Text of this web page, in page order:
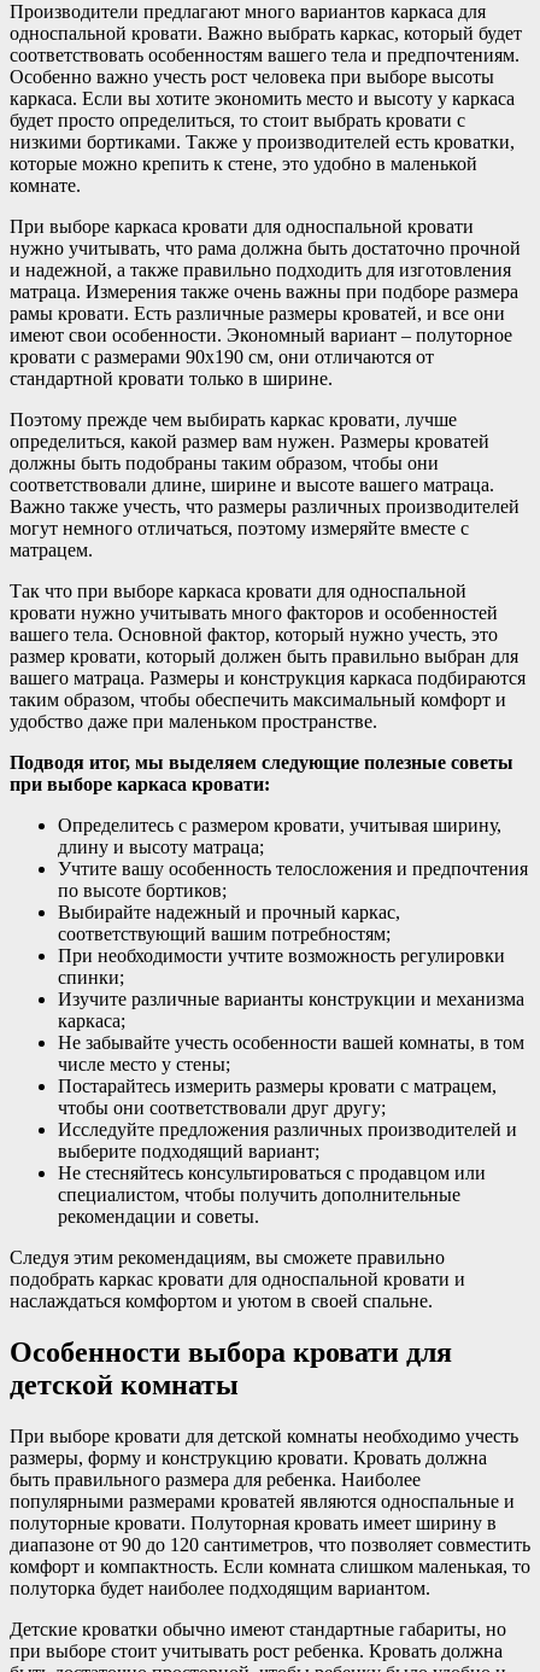
Производители предлагают много вариантов каркаса для
односпальной кровати. Важно выбрать каркас, который будет
соответствовать особенностям вашего тела и предпочтениям.
Особенно важно учесть рост человека при выборе высоты
каркаса. Если вы хотите экономить место и высоту у каркаса
будет просто определиться, то стоит выбрать кровати с
низкими бортиками. Также у производителей есть кроватки,
которые можно крепить к стене, это удобно в маленькой
комнате.
При выборе каркаса кровати для односпальной кровати
нужно учитывать, что рама должна быть достаточно прочной
и надежной, а также правильно подходить для изготовления
матраца. Измерения также очень важны при подборе размера
рамы кровати. Есть различные размеры кроватей, и все они
имеют свои особенности. Экономный вариант – полуторное
кровати с размерами 90х190 см, они отличаются от
стандартной кровати только в ширине.
Поэтому прежде чем выбирать каркас кровати, лучше
определиться, какой размер вам нужен. Размеры кроватей
должны быть подобраны таким образом, чтобы они
соответствовали длине, ширине и высоте вашего матраца.
Важно также учесть, что размеры различных производителей
могут немного отличаться, поэтому измеряйте вместе с
матрацем.
Так что при выборе каркаса кровати для односпальной
кровати нужно учитывать много факторов и особенностей
вашего тела. Основной фактор, который нужно учесть, это
размер кровати, который должен быть правильно выбран для
вашего матраца. Размеры и конструкция каркаса подбираются
таким образом, чтобы обеспечить максимальный комфорт и
удобство даже при маленьком пространстве.
Подводя итог, мы выделяем следующие полезные советы
при выборе каркаса кровати:
Определитесь с размером кровати, учитывая ширину,
длину и высоту матраца;
Учтите вашу особенность телосложения и предпочтения
по высоте бортиков;
Выбирайте надежный и прочный каркас,
соответствующий вашим потребностям;
При необходимости учтите возможность регулировки
спинки;
Изучите различные варианты конструкции и механизма
каркаса;
Не забывайте учесть особенности вашей комнаты, в том
числе место у стены;
Постарайтесь измерить размеры кровати с матрацем,
чтобы они соответствовали друг другу;
Исследуйте предложения различных производителей и
выберите подходящий вариант;
Не стесняйтесь консультироваться с продавцом или
специалистом, чтобы получить дополнительные
рекомендации и советы.
Следуя этим рекомендациям, вы сможете правильно
подобрать каркас кровати для односпальной кровати и
наслаждаться комфортом и уютом в своей спальне.
Особенности выбора кровати для
детской комнаты
При выборе кровати для детской комнаты необходимо учесть
размеры, форму и конструкцию кровати. Кровать должна
быть правильного размера для ребенка. Наиболее
популярными размерами кроватей являются односпальные и
полуторные кровати. Полуторная кровать имеет ширину в
диапазоне от 90 до 120 сантиметров, что позволяет совместить
комфорт и компактность. Если комната слишком маленькая, то
полуторка будет наиболее подходящим вариантом.
Детские кроватки обычно имеют стандартные габариты, но
при выборе стоит учитывать рост ребенка. Кровать должна